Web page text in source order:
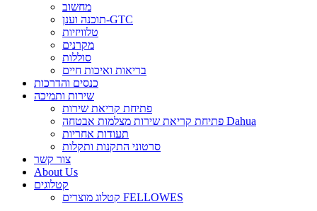
מחשוב
תוכנה וענן-GTC
טלוויזיות
מקרנים
סוללות
בריאות ואיכות חיים
כנסים והדרכות
שירות ותמיכה
פתיחת קריאת שירות
פתיחת קריאת שירות מצלמות אבטחה Dahua
תעודות אחריות
סרטוני התקנות ותקלות
צור קשר
About Us
קטלוגים
קטלוג מוצרים FELLOWES